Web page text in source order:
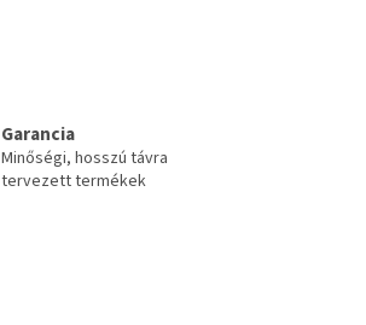
Garancia
Minőségi, hosszú távra
tervezett termékek